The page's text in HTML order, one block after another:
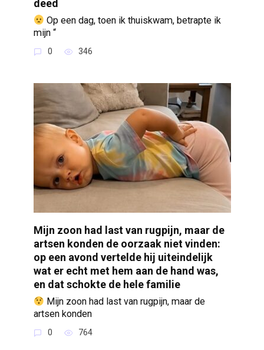
deed
Op een dag, toen ik thuiskwam, betrapte ik
mijn “
0 346
Mijn zoon had last van rugpijn, maar de
artsen konden de oorzaak niet vinden:
op een avond vertelde hij uiteindelijk
wat er echt met hem aan de hand was,
en dat schokte de hele familie
Mijn zoon had last van rugpijn, maar de
artsen konden
0 764